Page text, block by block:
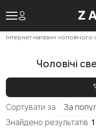
Інтернет магазин чоловічого
Чоловічі
Знайдено результатів: 1
Сортувати за За